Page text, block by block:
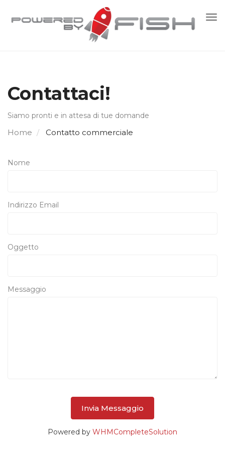
Contattaci!
Siamo pronti e in attesa di tue domande
Home Contatto commerciale
Nome
Indirizzo Email
Oggetto
Messaggio
Invia Messaggio
Powered by WHMCompleteSolution